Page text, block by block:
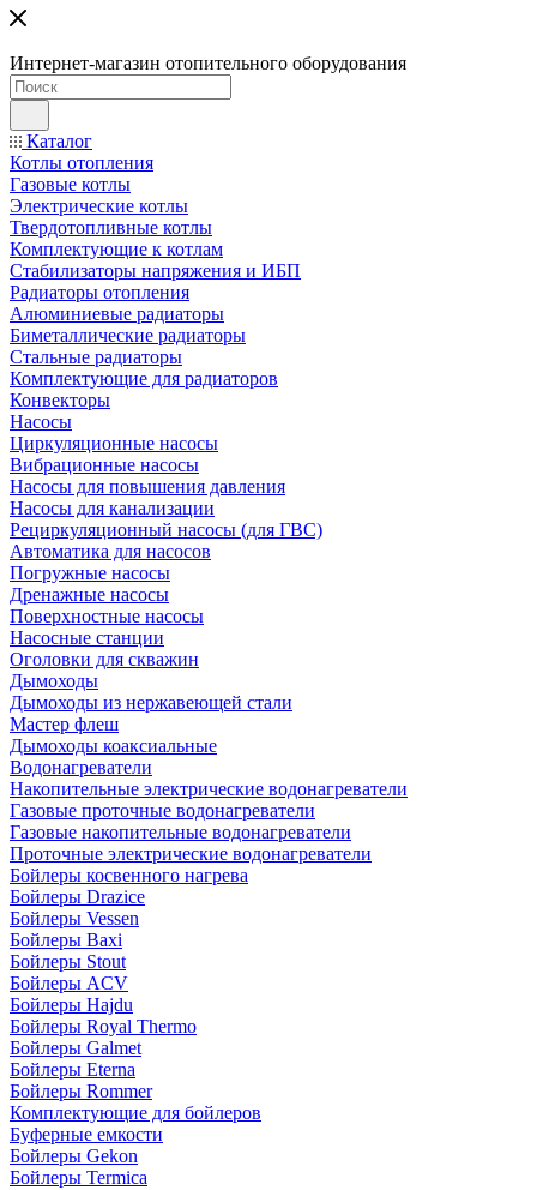
Интернет-магазин отопительного оборудования
Каталог
Котлы отопления
Газовые котлы
Электрические котлы
Твердотопливные котлы
Комплектующие к котлам
Стабилизаторы напряжения и ИБП
Радиаторы отопления
Алюминиевые радиаторы
Биметаллические радиаторы
Стальные радиаторы
Комплектующие для радиаторов
Конвекторы
Насосы
Циркуляционные насосы
Вибрационные насосы
Насосы для повышения давления
Насосы для канализации
Рециркуляционный насосы (для ГВС)
Автоматика для насосов
Погружные насосы
Дренажные насосы
Поверхностные насосы
Насосные станции
Оголовки для скважин
Дымоходы
Дымоходы из нержавеющей стали
Мастер флеш
Дымоходы коаксиальные
Водонагреватели
Накопительные электрические водонагреватели
Газовые проточные водонагреватели
Газовые накопительные водонагреватели
Проточные электрические водонагреватели
Бойлеры косвенного нагрева
Бойлеры Drazice
Бойлеры Vessen
Бойлеры Baxi
Бойлеры Stout
Бойлеры ACV
Бойлеры Hajdu
Бойлеры Royal Thermo
Бойлеры Galmet
Бойлеры Eterna
Бойлеры Rommer
Комплектующие для бойлеров
Буферные емкости
Бойлеры Gekon
Бойлеры Termica